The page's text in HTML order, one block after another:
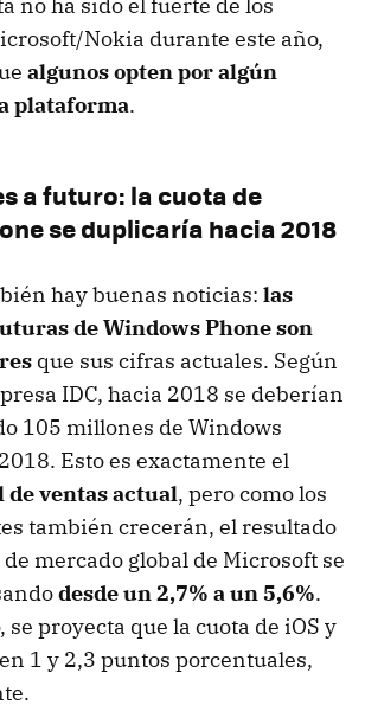
Nokia durante este año,
algunos opten por algún
plataforma.
a futuro: la cuota de
se duplicaría hacia 2018
hay buenas noticias: las
de Windows Phone son
que sus cifras actuales. Según
IDC, hacia 2018 se deberían
105 millones de Windows
Esto es exactamente el
ventas actual, pero como los
también crecerán, el resultado
mercado global de Microsoft se
desde un 2,7% a un 5,6%.
proyecta que la cuota de iOS y
1 y 2,3 puntos porcentuales,